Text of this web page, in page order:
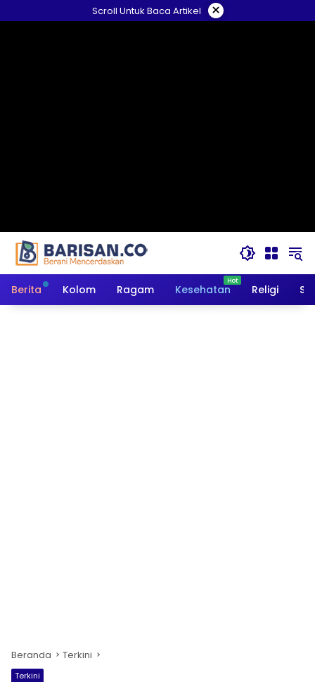
ke
Scroll Untuk Baca Artikel ×
Berita Kolom Ragam Kesehatan Religi
Beranda Terkini
Terkini